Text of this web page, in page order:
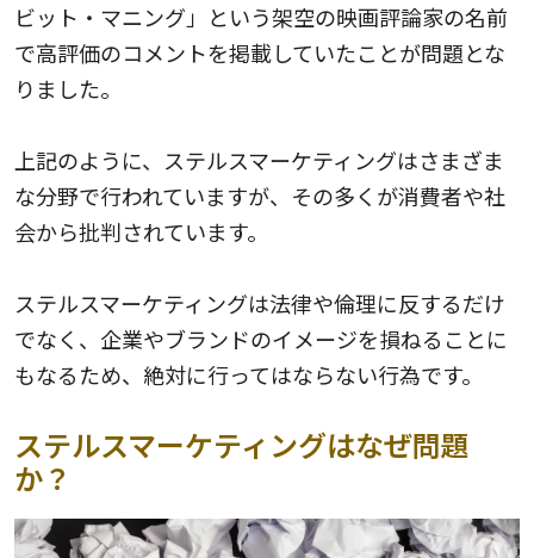
ビット・マニング」という架空の映画評論家の名前
で高評価のコメントを掲載していたことが問題とな
りました。
上記のように、ステルスマーケティングはさまざま
な分野で行われていますが、その多くが消費者や社
会から批判されています。
ステルスマーケティングは法律や倫理に反するだけ
でなく、企業やブランドのイメージを損ねることに
もなるため、絶対に行ってはならない行為です。
ステルスマーケティングはなぜ問題
か？